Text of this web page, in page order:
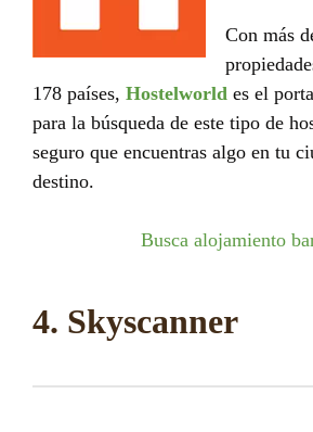
Con más
178 países, Hostelworld es el
para la búsqueda de este tipo de
seguro que encuentras algo en tu
destino.
Busca alojamiento
4. Skyscanner